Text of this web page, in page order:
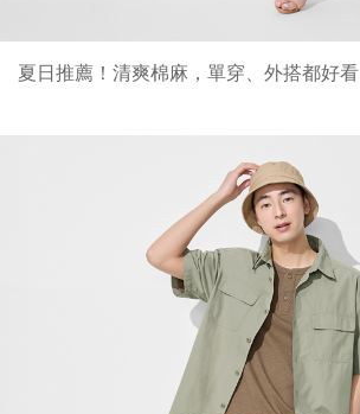
夏日推薦！清爽棉麻，單穿、外搭都好看